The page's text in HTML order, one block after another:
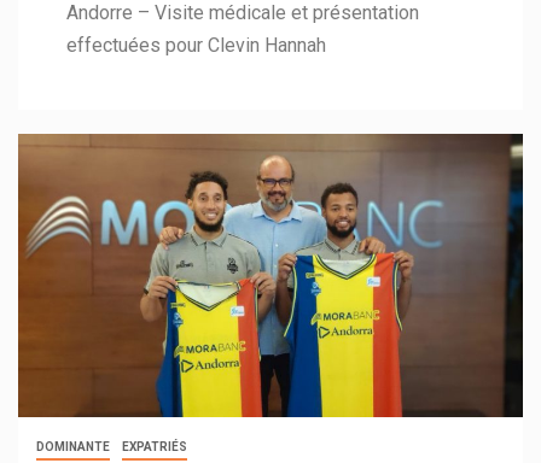
Andorre – Visite médicale et présentation
effectuées pour Clevin Hannah
DOMINANTE EXPATRIÉS